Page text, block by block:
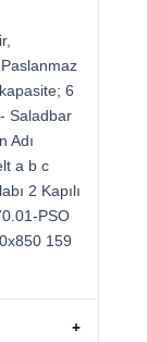
6
Saladbar
Adı
a b c
2 Kapılı
PSO
159
+